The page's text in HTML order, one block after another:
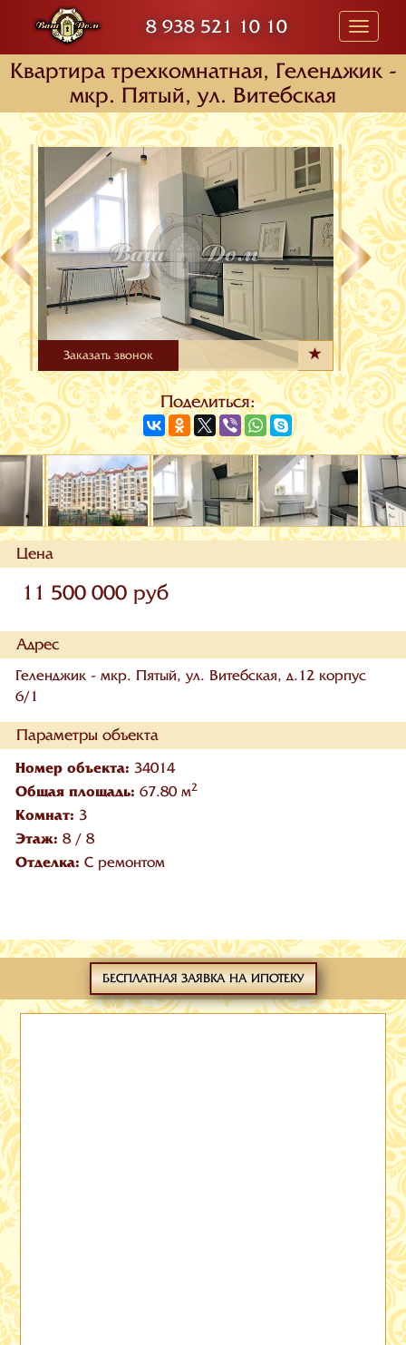
8 938 521 10 10
Toggle
Квартира трехкомнатная, Геленджик -
мкр. Пятый, ул. Витебская
Заказать звонок
Поделиться:
Цена
11 500 000 руб
Адрес
Геленджик - мкр. Пятый, ул. Витебская, д.12 корпус
6/1
Параметры объекта
Номер объекта: 34014
Общая площадь: 67.80 м2
Комнат: 3
Этаж: 8/ 8
Отделка: С ремонтом
БЕСПЛАТНАЯ ЗАЯВКА НА ИПОТЕКУ